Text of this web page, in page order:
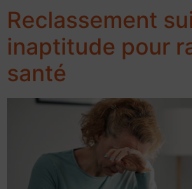
Reclassement
inaptitude pour
santé